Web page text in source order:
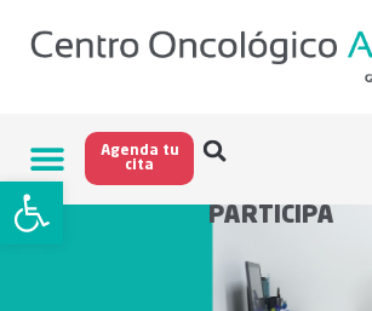
Abrir barra de herramientas
Agenda tu
cita
PARTICIPA